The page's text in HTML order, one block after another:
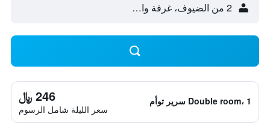
2 من الضيوف، غرفة واحدة
Double room، 1 سرير توأم 246 ﷼
سعر الليلة شامل الرسوم